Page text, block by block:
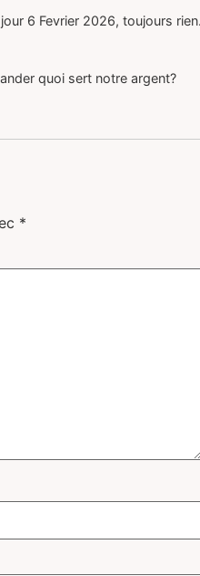
6 Fevrier 2026, toujours
quoi sert notre argent?
*